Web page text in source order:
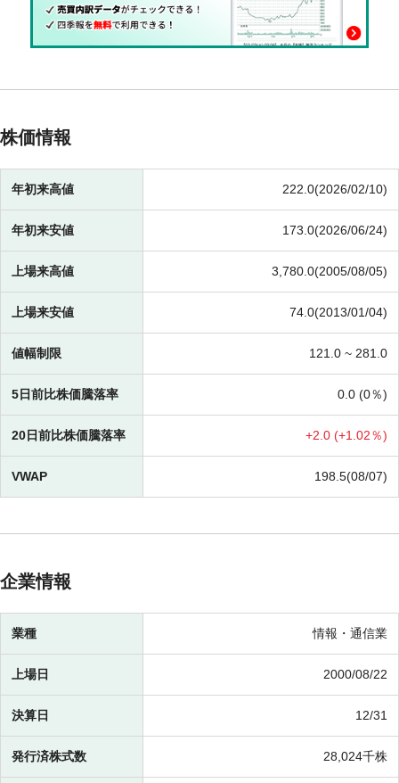
株価情報
年初来高値 222.0(2026/02/10)
年初来安値 173.0(2026/06/24)
上場来高値 3,780.0(2005/08/05)
上場来安値 74.0(2013/01/04)
値幅制限 121.0 ~ 281.0
5日前比株価騰落率 0.0 (0％)
20日前比株価騰落率 +2.0 (+1.02％)
VWAP 198.5(08/07)
企業情報
業種 情報・通信業
上場日 2000/08/22
決算日 12/31
発行済株式数 28,024千株